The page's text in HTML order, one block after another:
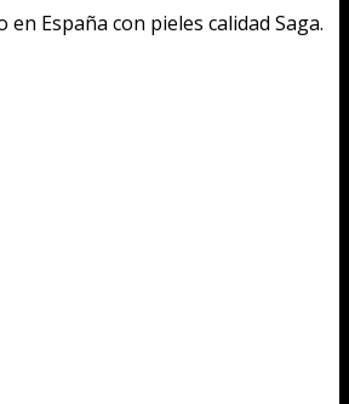
España con pieles calidad Saga.